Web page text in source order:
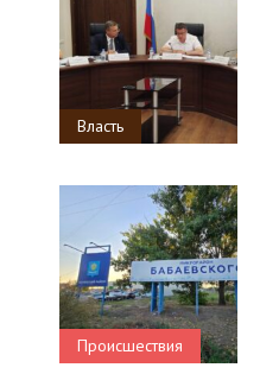
Власть
Происшествия